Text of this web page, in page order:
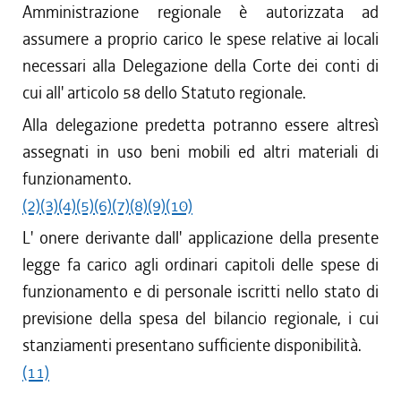
Amministrazione regionale è autorizzata ad
assumere a proprio carico le spese relative ai locali
necessari alla Delegazione della Corte dei conti di
cui all' articolo 58 dello Statuto regionale.
Alla delegazione predetta potranno essere altresì
assegnati in uso beni mobili ed altri materiali di
funzionamento.
(2)(3)(4)(5)(6)(7)(8)(9)(10)
L' onere derivante dall' applicazione della presente
legge fa carico agli ordinari capitoli delle spese di
funzionamento e di personale iscritti nello stato di
previsione della spesa del bilancio regionale, i cui
stanziamenti presentano sufficiente disponibilità.
(11)